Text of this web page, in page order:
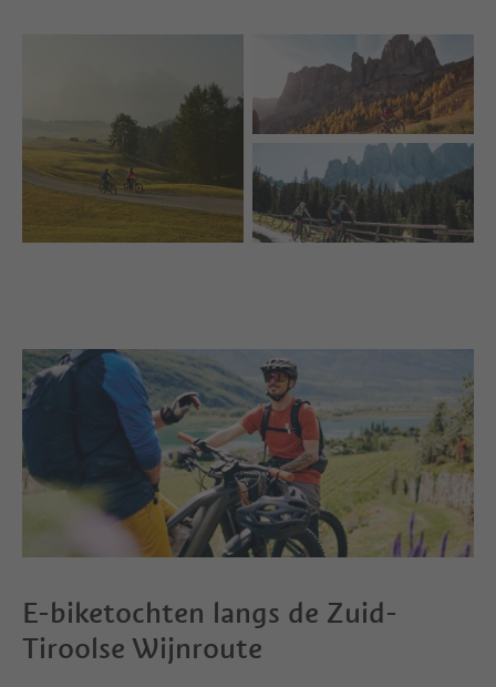
E-biketochten langs de Zuid-
Tiroolse Wijnroute